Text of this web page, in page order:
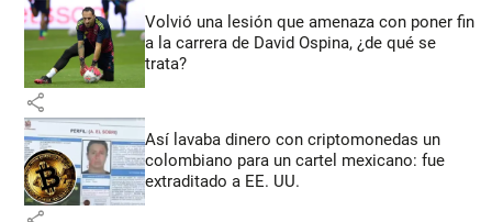
Volvió una lesión que amenaza con poner fin
a la carrera de David Ospina, ¿de qué se
trata?
share
Así lavaba dinero con criptomonedas un
colombiano para un cartel mexicano: fue
extraditado a EE. UU.